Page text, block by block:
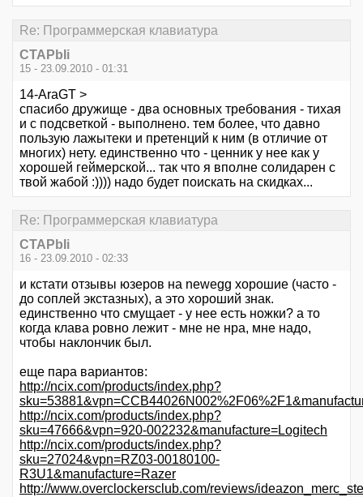
Re: Программерская клавиатура
CTAPbIi
15 - 23.09.2010 - 01:31
14-AraGT >
спасибо дружище - два основных требования - тихая
и с подсветкой - выполнено. тем более, что давно
пользую лажытеки и претенций к ним (в отличие от
многих) нету. единственно что - ценник у нее как у
хорошей геймерской... так что я вполне солидарен с
твой жабой :)))) надо будет поискать на скидках...
Re: Программерская клавиатура
CTAPbIi
16 - 23.09.2010 - 02:33
и кстати отзывы юзеров на newegg хорошие (часто -
до соплей экстазных), а это хороший знак.
единственно что смущает - у нее есть ножки? а то
когда клава ровно лежит - мне не нра, мне надо,
чтобы наклончик был.
еще пара вариантов:
http://ncix.com/products/index.php?
http://ncix.com/products/index.php?
sku=47666&vpn=920-002232&manufacture=Logitech
http://ncix.com/products/index.php?
sku=27024&vpn=RZ03-00180100-
R3U1&manufacture=Razer
http://www.overclockersclub.com/reviews/